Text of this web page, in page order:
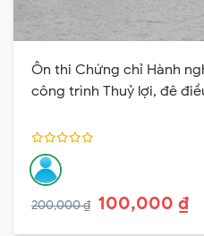
Ôn thi Chứng chỉ Hành
công trình Thuỷ lợi, đê
200,000 ₫ 100,000 ₫